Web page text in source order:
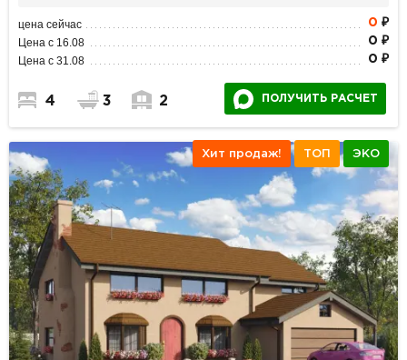
цена сейчас 0 ₽
Цена с 16.08 0 ₽
Цена с 31.08 0 ₽
4 3 2 ПОЛУЧИТЬ РАСЧЕТ
Хит продаж! ТОП ЭКО